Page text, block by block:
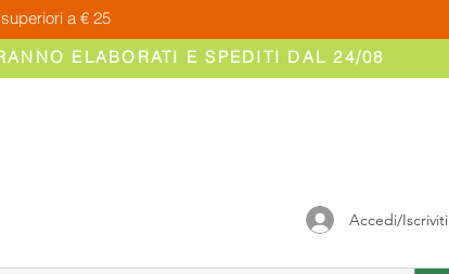
a € 25
ELABORATI E SPEDITI DAL 24/08
Accedi/Iscriviti